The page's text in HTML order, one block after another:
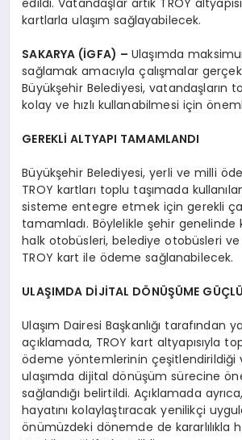
kartlarla ulaşım sağlayabilecek.
SAKARYA (İGFA) –Ulaşımda
sağlamak amacıyla çalışmalar
Büyükşehir Belediyesi, vatandaşların
kolay ve hızlı kullanabilmesi için
GEREKLİ ALTYAPI TAMAMLANDI
Büyükşehir Belediyesi, yerli ve milli
TROY kartları toplu taşımada
sisteme entegre etmek için gerekli
tamamladı. Böylelikle şehir genelinde
halk otobüsleri, belediye otobüsleri ve
TROY kart ile ödeme sağlanabilecek.
ULAŞIMDA DİJİTAL DÖNÜŞÜME
Ulaşım Dairesi Başkanlığı tarafından
açıklamada, TROY kart altyapısıyla
ödeme yöntemlerinin çeşitlendirildiği
ulaşımda dijital dönüşüm sürecine
sağlandığı belirtildi. Açıklamada
hayatını kolaylaştıracak yenilikçi
önümüzdeki dönemde de kararlılıkla